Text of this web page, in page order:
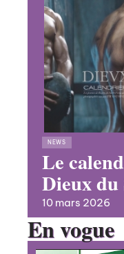
NEWS
Le
Dieux du
10 mars 2026
En vogue